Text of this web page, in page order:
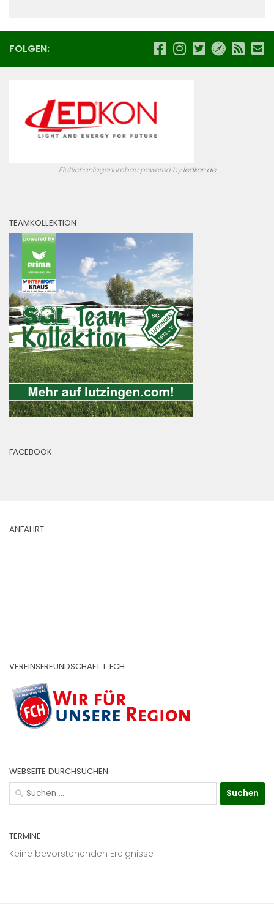
FOLGEN:
Flutlichanlagenumbau powered byledkon.de
TEAMKOLLEKTION
FACEBOOK
ANFAHRT
VEREINSFREUNDSCHAFT 1. FCH
WEBSEITE DURCHSUCHEN
Suchen
nach:
TERMINE
Keine bevorstehenden Ereignisse